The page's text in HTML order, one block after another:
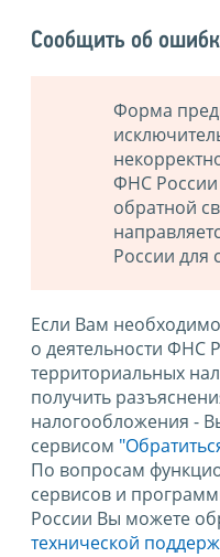
Сообщить об
Форма
ФНС России
обратной
России для
Если Вам
о деятельности ФНС
территориальных
получить
налогообложения -
сервисом
По вопросам
сервисов и
России Вы можете
технической